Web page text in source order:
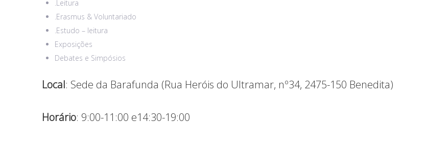
.Leitura
.Erasmus & Voluntariado
.Estudo – leitura
Exposições
Debates e Simpósios
Local: Sede da Barafunda (Rua Heróis do Ultramar, nº34, 2475-150 Benedita)
Horário: 9:00-11:00 e14:30-19:00